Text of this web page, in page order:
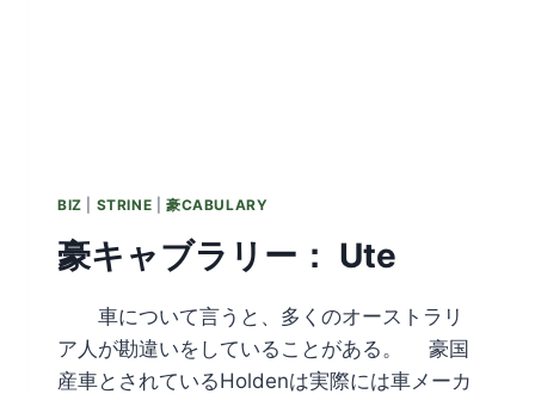
BIZ STRINE 豪CABULARY
豪キャブラリー： Ute
車について言うと、多くのオーストラリ
ア人が勘違いをしていることがある。 豪国
産車とされているHoldenは実際には車メーカ